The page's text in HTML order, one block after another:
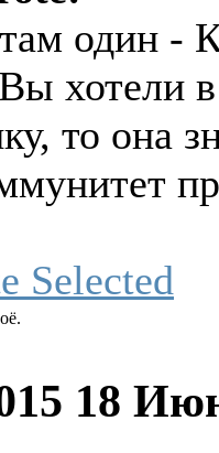
один -
хотели в
то она
18